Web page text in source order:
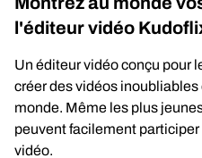
l'éditeur vidéo
Un éditeur vidéo conçu pour
créer des vidéos
monde. Même les plus
peuvent facilement
vidéo.